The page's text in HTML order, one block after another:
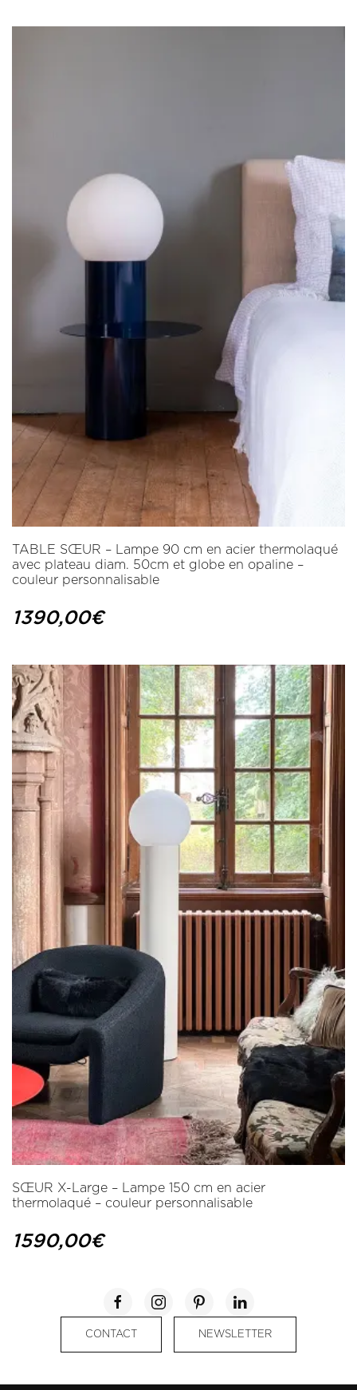
TABLE SŒUR – Lampe 90 cm en acier thermolaqué
avec plateau diam. 50cm et globe en opaline –
couleur personnalisable
1390,00€
SŒUR X-Large – Lampe 150 cm en acier
thermolaqué – couleur personnalisable
1590,00€
CONTACT NEWSLETTER